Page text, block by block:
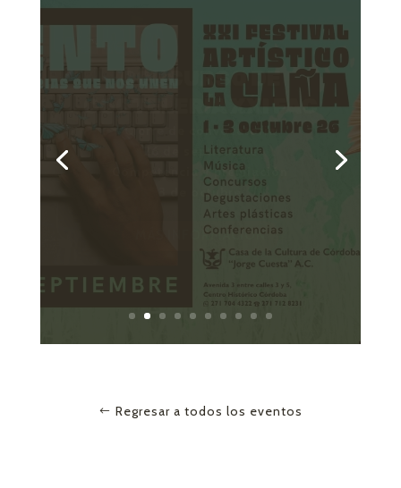
CONCURSO DE
CUENTO XXI FAC
Cierre de convocatoria
26 de septiembre 2:00 PM
Premiación
3 de octubre 6:30 PM
MÁS INFORMACIÓN
Regresar a todos los eventos